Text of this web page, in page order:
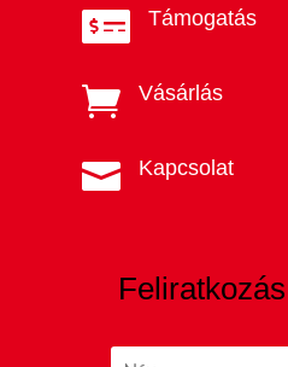
 Támogatás
 Vásárlás
 Kapcsolat